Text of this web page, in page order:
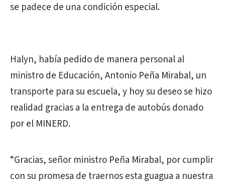
se padece de una condición especial.
Halyn, había pedido de manera personal al
ministro de Educación, Antonio Peña Mirabal, un
transporte para su escuela, y hoy su deseo se hizo
realidad gracias a la entrega de autobús donado
por el MINERD.
“Gracias, señor ministro Peña Mirabal, por cumplir
con su promesa de traernos esta guagua a nuestra